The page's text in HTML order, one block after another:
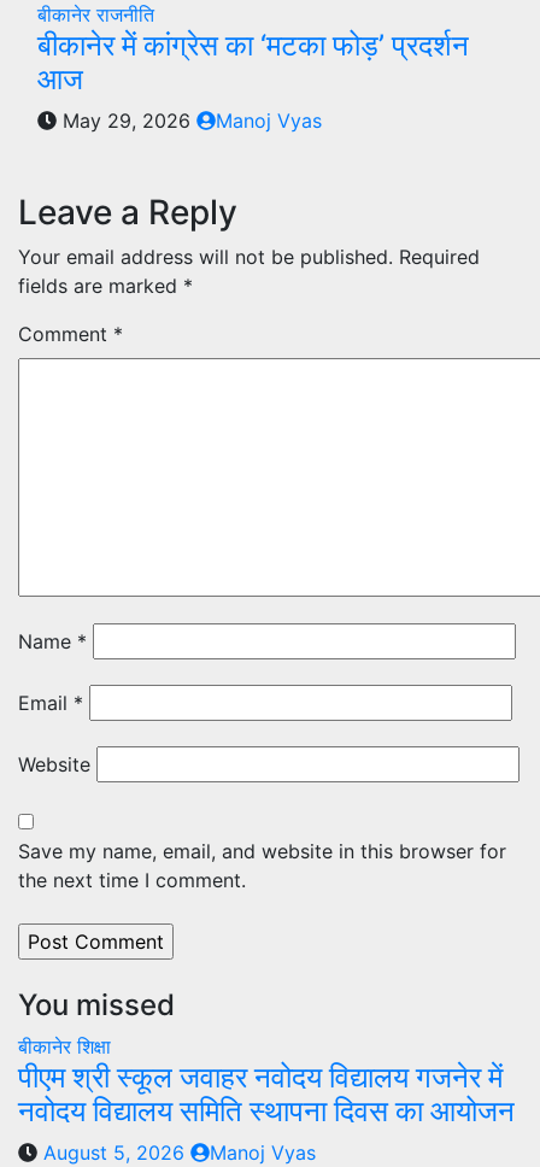
बीकानेरराजनीति
बीकानेर में कांग्रेस का ‘मटका फोड़’ प्रदर्शन
आज
May 29, 2026 Manoj Vyas
Leave a Reply
Your email address will not be published. Required
fields are marked *
Comment *
Name *
Email *
Website
Save my name, email, and website in this browser for
the next time I comment.
You missed
बीकानेरशिक्षा
पीएम श्री स्कूल जवाहर नवोदय विद्यालय गजनेर में
नवोदय विद्यालय समिति स्थापना दिवस का आयोजन
August 5, 2026
Manoj Vyas